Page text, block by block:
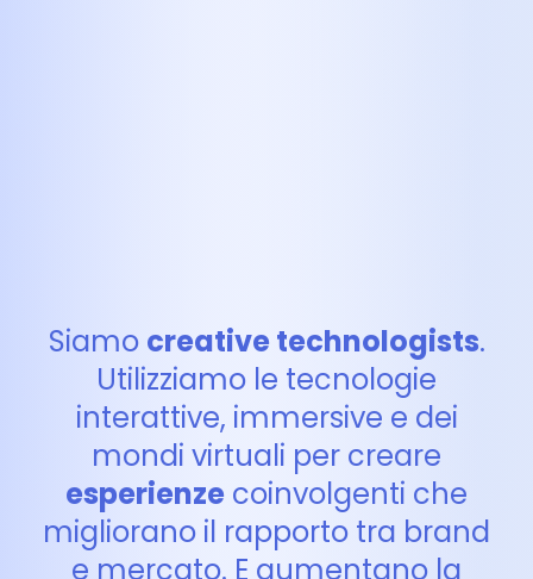
Siamo creative technologists.
Utilizziamo le tecnologie
interattive, immersive e dei
mondi virtuali per creare
esperienze coinvolgenti che
migliorano il rapporto tra brand
e mercato. E aumentano la